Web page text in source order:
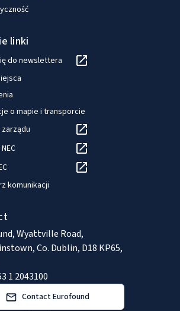
linki
do newslettera
o mapie i transporcie
komunikacji
Wyattville Road,
Co. Dublin, D18 KP65,
1 2043100
Contact Eurofound